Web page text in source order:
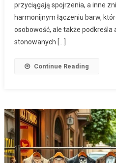
przyciągają spojrzenia, a inne
harmonijnym łączeniu barw,
osobowość, ale także podkreśla
stonowanych […]
Continue Reading